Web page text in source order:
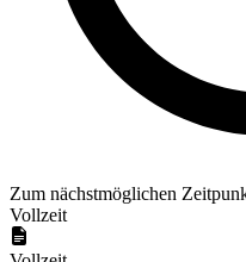
Zum nächstmöglichen
Vollzeit